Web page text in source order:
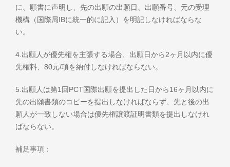
に、願書に声明し、先の出願の出願日、出願番号、元の受理
機構（国際局IBに統一的に記入）を明記しなければならな
い。
4.出願人が優先権を主張する場合、出願日から2ヶ月以内に優
先権料、80元/項を納付しなければならない。
5.出願人は第1回PCT国際出願を提出した日から16ヶ月以内に
先の出願書類のコピーを提出しなければならず、先と後の出
願人が一致しない場合は優先権譲渡証明書類を提出しなけれ
ばならない。
補足事項：